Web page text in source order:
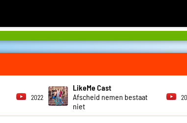
2022
LikeMe Cast
Afscheid nemen bestaat
niet